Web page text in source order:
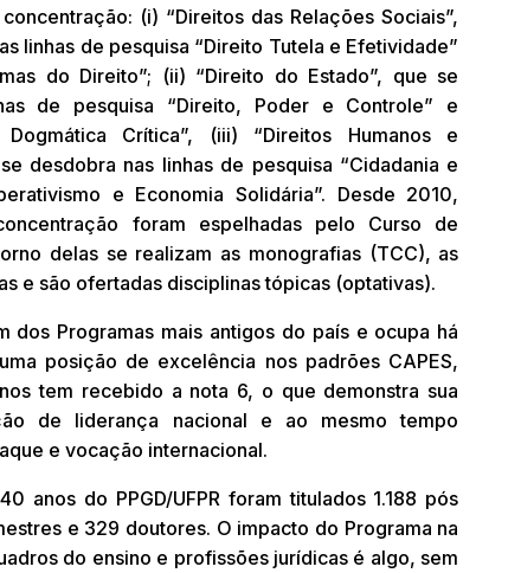
(i) “Direitos das Relações Sociais”,
linhas de pesquisa “Direito Tutela e Efetividade”
do Direito”; (ii) “Direito do Estado”, que se
de pesquisa “Direito, Poder e Controle” e
Dogmática Crítica”, (iii) “Direitos Humanos e
desdobra nas linhas de pesquisa “Cidadania e
e Economia Solidária”. Desde 2010,
foram espelhadas pelo Curso de
delas se realizam as monografias (TCC), as
e são ofertadas disciplinas tópicas (optativas).
dos Programas mais antigos do país e ocupa há
posição de excelência nos padrões CAPES,
tem recebido a nota 6, o que demonstra sua
de liderança nacional e ao mesmo tempo
e vocação internacional.
anos do PPGD/UFPR foram titulados 1.188 pós
e 329 doutores. O impacto do Programa na
do ensino e profissões jurídicas é algo, sem